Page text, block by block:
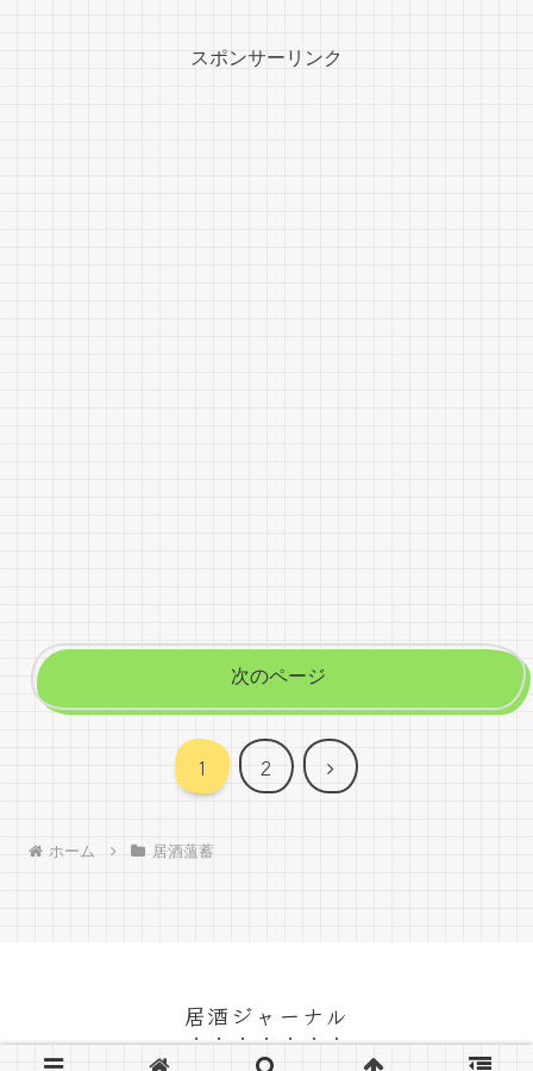
スポンサーリンク
次のページ
1 2
次
ホーム 居酒薀蓄
居酒ジャーナル